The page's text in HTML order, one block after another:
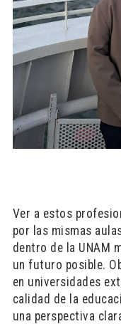
Ver a estos
por las mismas
dentro de la UNAM
un futuro posible.
en universidades
calidad de la
una perspectiva